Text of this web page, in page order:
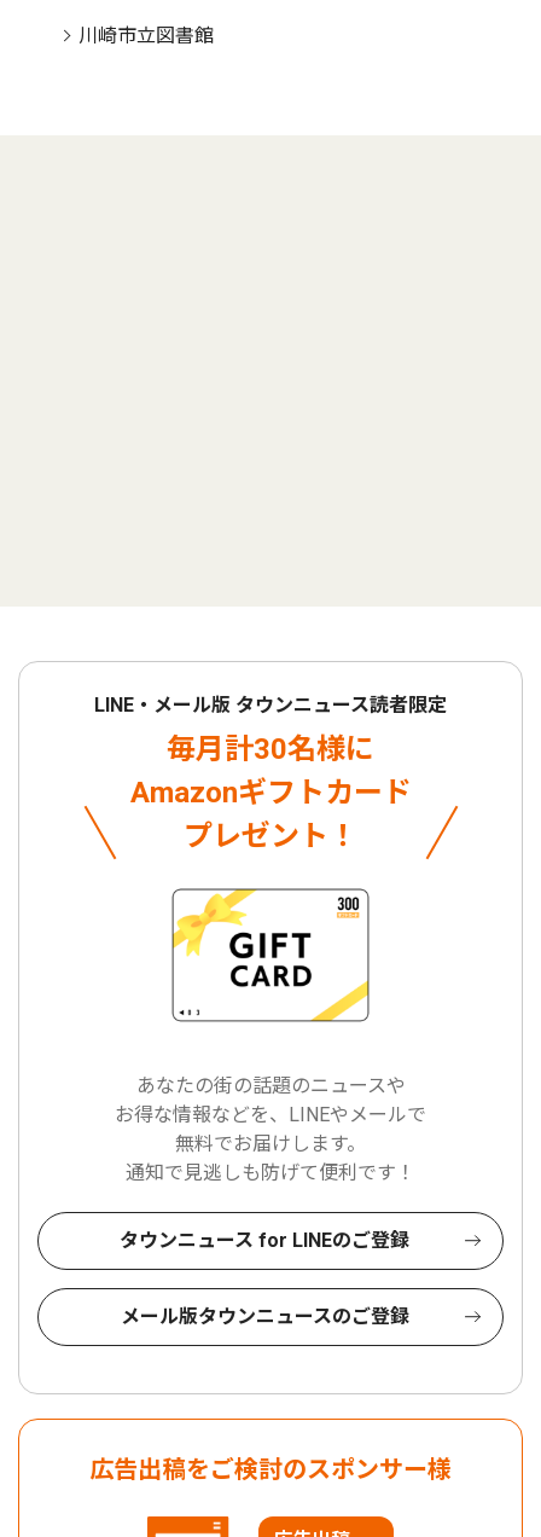
川崎市立図書館
LINE・メール版 タウンニュース読者限定
毎月計30名様に
Amazonギフトカード
プレゼント！
あなたの街の話題のニュースや
お得な情報などを、LINEやメールで
無料でお届けします。
通知で見逃しも防げて便利です！
タウンニュース for LINEのご登録
メール版タウンニュースのご登録
広告出稿をご検討のスポンサー様